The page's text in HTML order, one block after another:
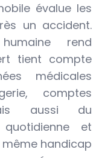
évalue les
un accident.
rend
tient compte
médicales
comptes
aussi du
et
même handicap